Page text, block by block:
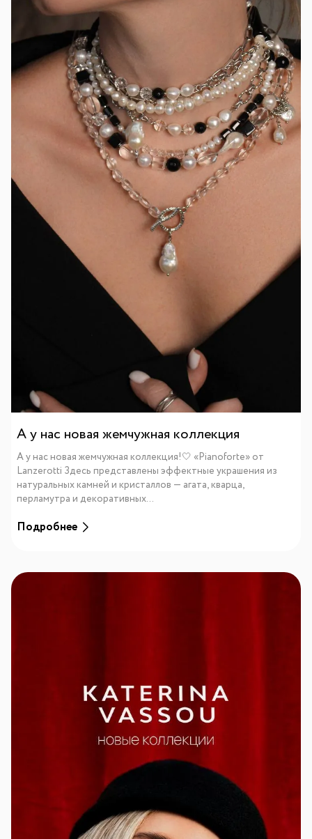
А у нас новая жемчужная коллекция
А у нас новая жемчужная коллекция!🤍 «Pianoforte» от
Lanzerotti Здесь представлены эффектные украшения из
натуральных камней и кристаллов — агата, кварца,
перламутра и декоративных...
Подробнее